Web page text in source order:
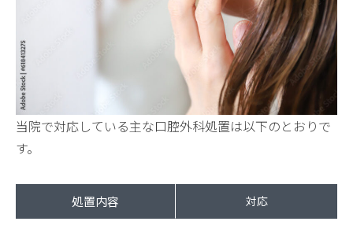
当院で対応している主な口腔外科処置は以下のとおりで
す。
処置内容 対応